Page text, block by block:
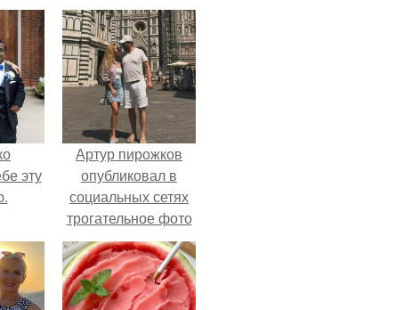
эту
Артур пирожков
опубликовал в
социальных сетях
трогательное фото
с супругой
Анжеликой,
сделанное во
время их недавнего